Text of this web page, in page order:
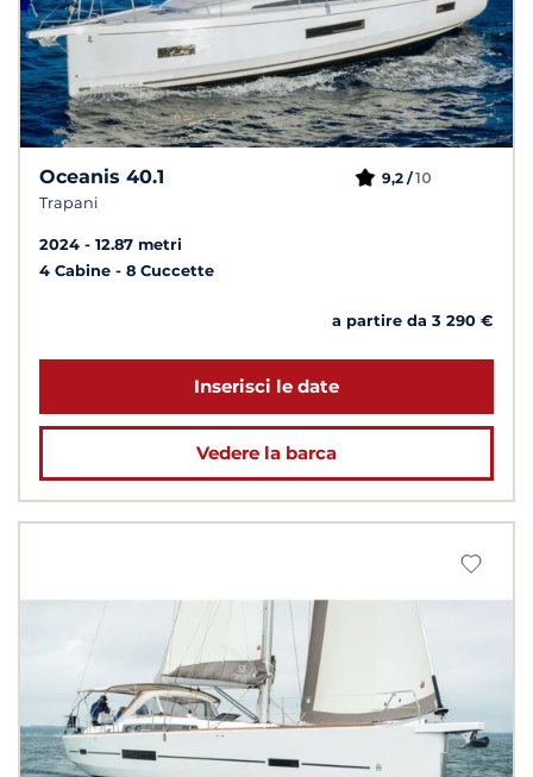
Oceanis 40.1
Trapani
9,2 /10
2024
12.87 metri
4 Cabine
8 Cuccette
a partire da 3 290 €
Inserisci le date
Vedere la barca